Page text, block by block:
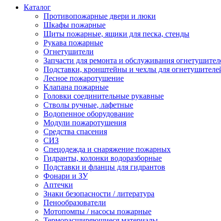
Каталог
Противопожарные двери и люки
Шкафы пожарные
Щиты пожарные, ящики для песка, стенды
Рукава пожарные
Огнетушители
Запчасти для ремонта и обслуживания
Подставки, кронштейны и чехлы для
Лесное пожаротушение
Клапана пожарные
Головки соединительные рукавные
Стволы ручные, лафетные
Водопенное оборудование
Модули пожаротушения
Средства спасения
СИЗ
Спецодежда и снаряжение пожарных
Гидранты, колонки водоразборные
Подставки и фланцы для гидрантов
Фонари и ЗУ
Аптечки
Знаки безопасности / литература
Пенообразователи
Мотопомпы / насосы пожарные